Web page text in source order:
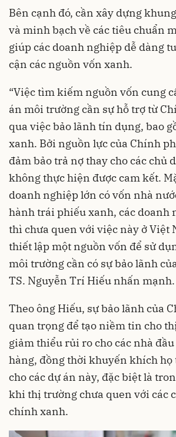
Bên cạnh đó, cần xây dựng
và minh bạch về các tiêu chuẩn
giúp các doanh nghiệp dễ dàng
cận các nguồn vốn xanh.
“Việc tìm kiếm nguồn vốn cung
án môi trường cần sự hỗ trợ từ
qua việc bảo lãnh tín dụng, bao
xanh. Bởi nguồn lực của Chính
đảm bảo trả nợ thay cho các chủ
không thực hiện được cam kết.
doanh nghiệp lớn có vốn nhà
hành trái phiếu xanh, các doanh
thì chưa quen với việc này ở Việt
thiết lập một nguồn vốn để sử
môi trường cần có sự bảo lãnh
TS. Nguyễn Trí Hiếu nhấn mạnh.
Theo ông Hiếu, sự bảo lãnh của
quan trọng để tạo niềm tin cho
giảm thiểu rủi ro cho các nhà
hàng, đồng thời khuyến khích
cho các dự án này, đặc biệt là
khi thị trường chưa quen với các
chính xanh.